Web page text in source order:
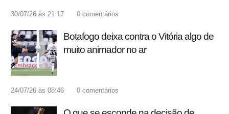
30/07/26 às 21:17 0 comentários
Botafogo deixa contra o Vitória algo de
muito animador no ar
24/07/26 às 08:46 0 comentários